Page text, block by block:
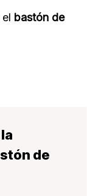
bastón de
de